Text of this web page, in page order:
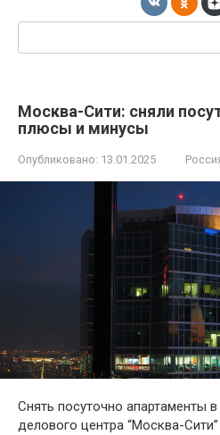
Поиск:
Москва-Сити: сняли
плюсы и минусы
Опубликовано: 13.01.2025
Снять посуточно апартаменты
делового центра “Москва-